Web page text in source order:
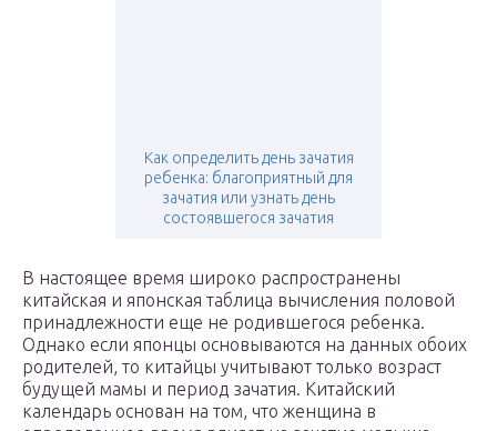
Как определить день зачатия
ребенка: благоприятный для
зачатия или узнать день
состоявшегося зачатия
В настоящее время широко распространены
китайская и японская таблица вычисления половой
принадлежности еще не родившегося ребенка.
Однако если японцы основываются на данных обоих
родителей, то китайцы учитывают только возраст
будущей мамы и период зачатия. Китайский
календарь основан на том, что женщина в